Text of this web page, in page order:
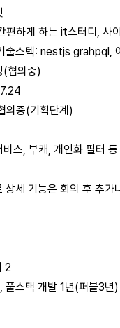
편하게 하는 it스터디, 사
술스텍: nestjs grahpql,
협의중)
의중(기획단계)
스, 부캐, 개인화 필터
상세 기능은 회의 후 추가
2
풀스택 개발 1년(퍼블3년